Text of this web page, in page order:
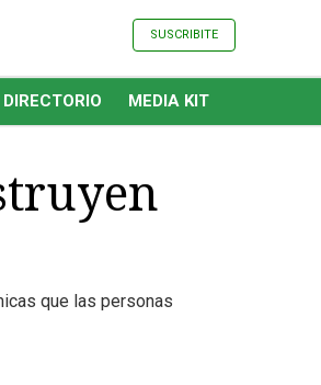
SUSCRIBITE
DIRECTORIO MEDIA KIT
que las personas